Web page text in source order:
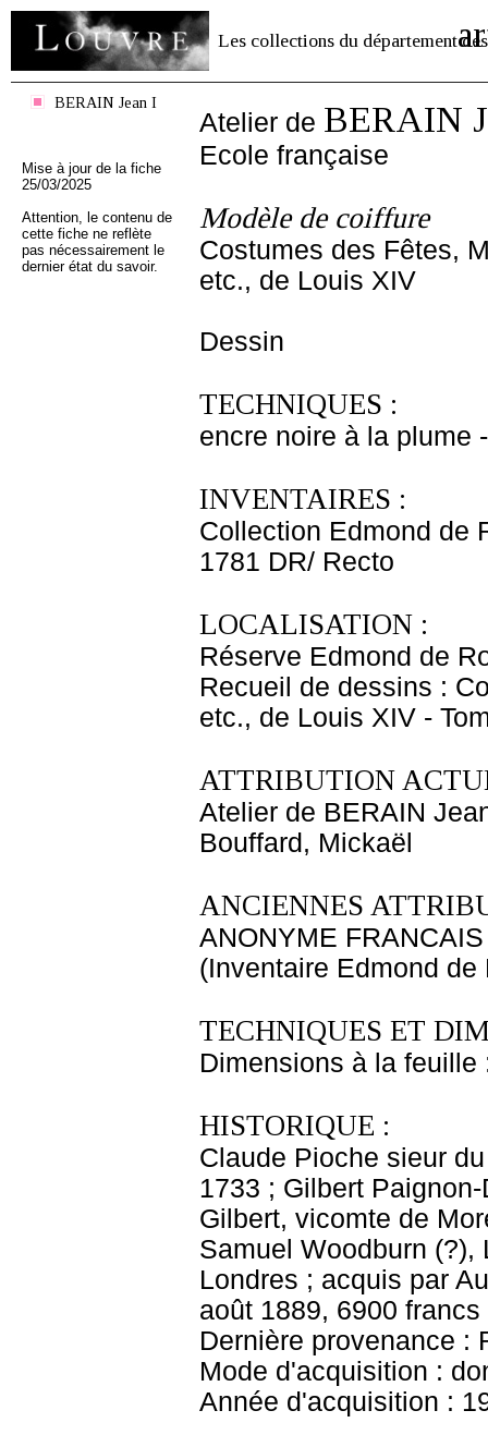
Les collections du département des
BERAIN Jean I
Mise à jour de la fiche
25/03/2025
Attention, le contenu de
cette fiche ne reflète
pas nécessairement le
dernier état du savoir.
Atelier de BERAIN
Ecole française
Modèle de coiffure
Costumes des Fêtes,
etc., de Louis XIV
Dessin
TECHNIQUES :
encre noire à la plume
INVENTAIRES :
Collection Edmond de
1781 DR/ Recto
LOCALISATION :
Réserve Edmond de
Recueil de dessins :
etc., de Louis XIV -
ATTRIBUTION
Atelier de BERAIN
Bouffard, Mickaël
ANCIENNES
ANONYME FRANCAIS
(Inventaire Edmond
TECHNIQUES ET
Dimensions à la
HISTORIQUE :
Claude Pioche sieur
1733 ; Gilbert
Gilbert, vicomte de
Samuel Woodburn
Londres ; acquis par
août 1889, 6900
Dernière provenance :
Mode d'acquisition :
Année d'acquisition :